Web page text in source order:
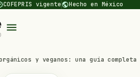
COFEPRIS vigentepublicHecho en México
menu
y veganos: una guía completa